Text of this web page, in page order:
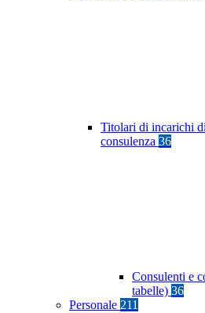
Titolari di incarichi
consulenza 36
Consulenti e
tabelle) 36
Personale 211